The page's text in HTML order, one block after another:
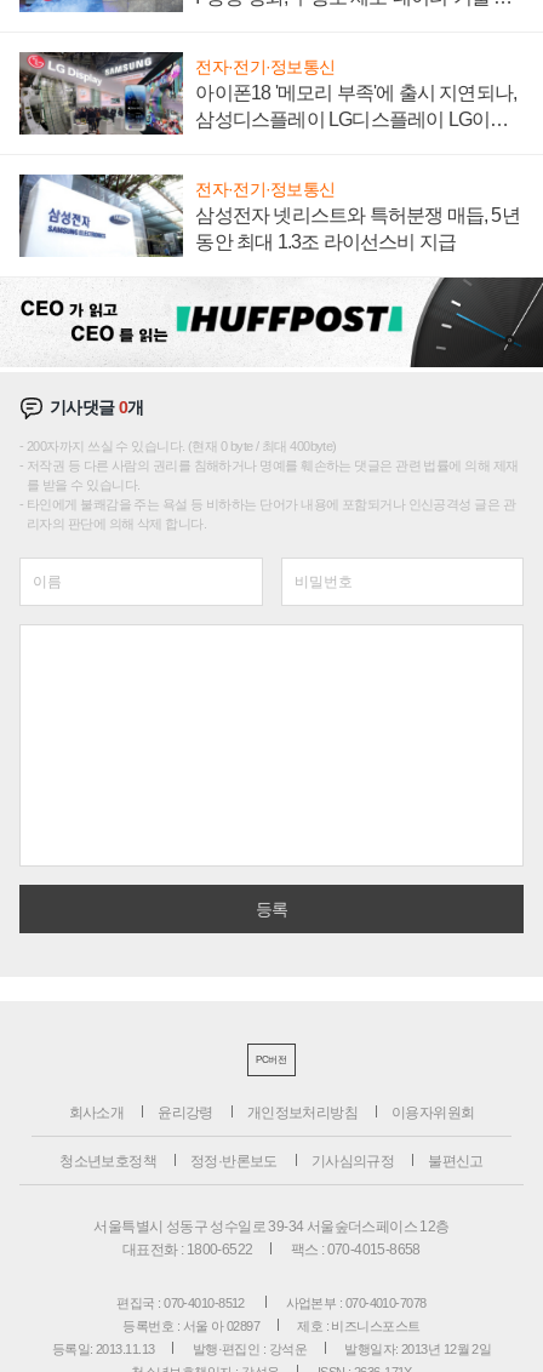
전자·전기·정보통신
아이폰18 '메모리 부족'에 출시 지연되나,
삼성디스플레이 LG디스플레이 LG이노
전자·전기·정보통신
삼성전자 넷리스트와 특허분쟁 매듭, 5년
동안 최대 1.3조 라이선스비 지급
기사댓글0개
200자까지 쓰실 수 있습니다. (현재 0 byte / 최대 400byte)
저작권 등 다른 사람의 권리를 침해하거나 명예를 훼손하는 댓글은 관련 법률에 의해 제재
를 받을 수 있습니다.
타인에게 불쾌감을 주는 욕설 등 비하하는 단어가 내용에 포함되거나 인신공격성 글은 관
리자의 판단에 의해 삭제 합니다.
PC버전
회사소개 윤리강령 개인정보처리방침 이용자위원회
청소년보호정책 정정·반론보도 기사심의규정 불편신고
서울특별시 성동구 성수일로 39-34 서울숲더스페이스 12층
대표전화 : 1800-6522
팩스 : 070-4015-8658
편집국 : 070-4010-8512
사업본부 : 070-4010-7078
등록번호 : 서울 아 02897
제호 : 비즈니스포스트
등록일: 2013.11.13
발행·편집인 : 강석운
발행일자: 2013년 12월 2일